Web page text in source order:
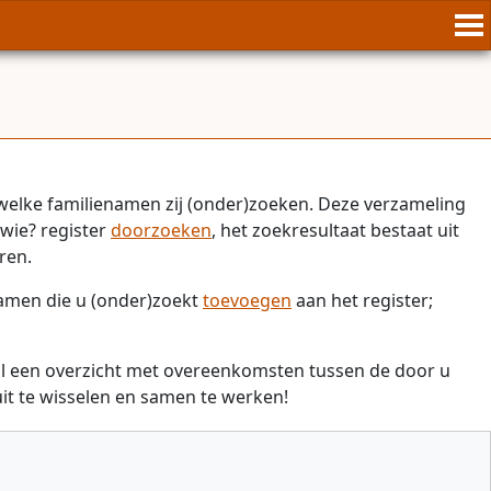
familienamen zij (onder)zoeken. Deze verzameling
registerdoorzoeken, het zoekresultaat bestaat uit
die u (onder)zoekttoevoegen aan het register;
overzicht met overeenkomsten tussen de door u
te wisselen en samen te werken!